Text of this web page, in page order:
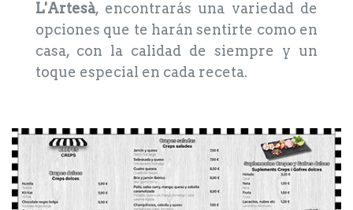
L'Artesà, encontrarás una variedad de
opciones que te harán sentirte como en
casa, con la calidad de siempre y un
toque especial en cada receta.